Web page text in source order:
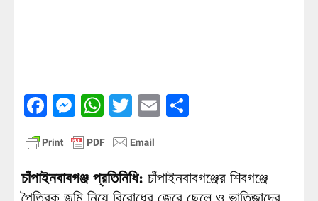
Facebook
Messenger
WhatsApp
TwitterEmail
চাঁপাইনবাবগঞ্জ প্রতিনিধি: চাঁপাইনবাবগঞ্জের শিবগঞ্জে